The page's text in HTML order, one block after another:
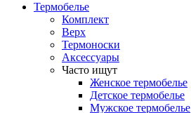
Термобелье
Комплект
Верх
Термоноски
Аксессуары
Часто ищут
Женское термобелье
Детское термобелье
Мужское термобелье